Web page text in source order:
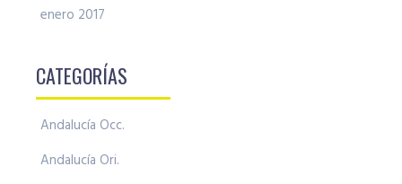
enero 2017
CATEGORÍAS
Andalucía Occ.
Andalucía Ori.